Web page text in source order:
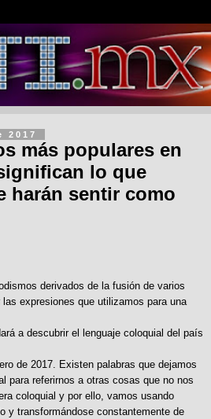
2017
más populares en
lo que
harán sentir como
derivados de la fusión de varios
expresiones que utilizamos para una
a descubrir el lenguaje coloquial del país
de 2017. Existen palabras que dejamos
para referirnos a otras cosas que no nos
coloquial y por ello, vamos usando
y transformándose constantemente de